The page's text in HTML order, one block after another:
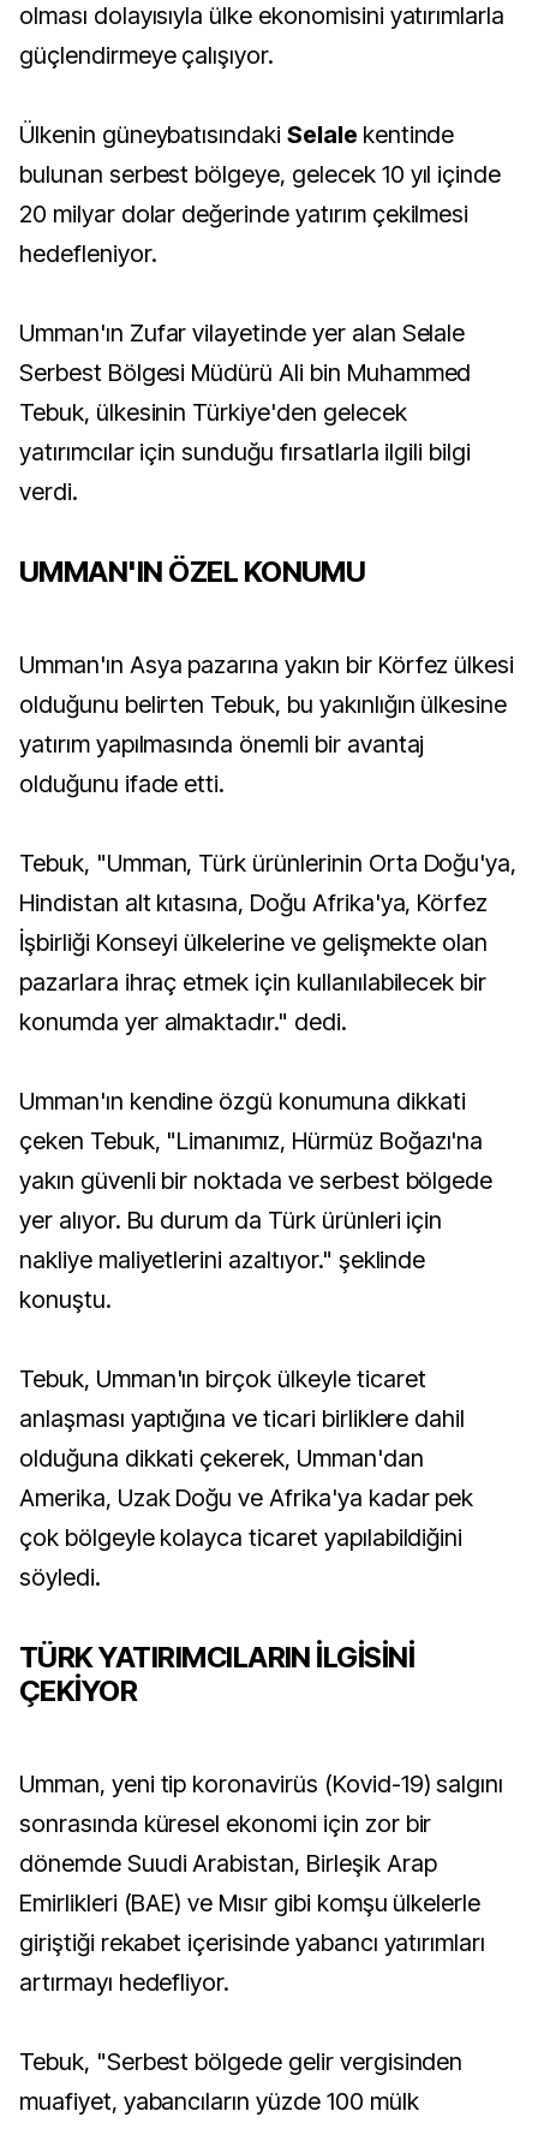
olması dolayısıyla ülke ekonomisini yatırımlarla
güçlendirmeye çalışıyor.
Ülkenin güneybatısındaki Selale kentinde
bulunan serbest bölgeye, gelecek 10 yıl içinde
20 milyar dolar değerinde yatırım çekilmesi
hedefleniyor.
Umman'ın Zufar vilayetinde yer alan Selale
Serbest Bölgesi Müdürü Ali bin Muhammed
Tebuk, ülkesinin Türkiye'den gelecek
yatırımcılar için sunduğu fırsatlarla ilgili bilgi
verdi.
UMMAN'IN ÖZEL KONUMU
Umman'ın Asya pazarına yakın bir Körfez ülkesi
olduğunu belirten Tebuk, bu yakınlığın ülkesine
yatırım yapılmasında önemli bir avantaj
olduğunu ifade etti.
Tebuk, "Umman, Türk ürünlerinin Orta Doğu'ya,
Hindistan alt kıtasına, Doğu Afrika'ya, Körfez
İşbirliği Konseyi ülkelerine ve gelişmekte olan
pazarlara ihraç etmek için kullanılabilecek bir
konumda yer almaktadır." dedi.
Umman'ın kendine özgü konumuna dikkati
çeken Tebuk, "Limanımız, Hürmüz Boğazı'na
yakın güvenli bir noktada ve serbest bölgede
yer alıyor. Bu durum da Türk ürünleri için
nakliye maliyetlerini azaltıyor." şeklinde
konuştu.
Tebuk, Umman'ın birçok ülkeyle ticaret
anlaşması yaptığına ve ticari birliklere dahil
olduğuna dikkati çekerek, Umman'dan
Amerika, Uzak Doğu ve Afrika'ya kadar pek
çok bölgeyle kolayca ticaret yapılabildiğini
söyledi.
TÜRK YATIRIMCILARIN İLGİSİNİ
ÇEKİYOR
Umman, yeni tip koronavirüs (Kovid-19) salgını
sonrasında küresel ekonomi için zor bir
dönemde Suudi Arabistan, Birleşik Arap
Emirlikleri (BAE) ve Mısır gibi komşu ülkelerle
giriştiği rekabet içerisinde yabancı yatırımları
artırmayı hedefliyor.
Tebuk, "Serbest bölgede gelir vergisinden
muafiyet, yabancıların yüzde 100 mülk